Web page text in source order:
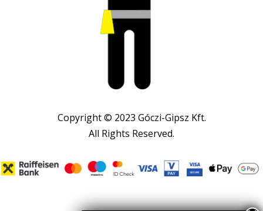
Copyright © 2023 Góczi-Gipsz Kft.
All Rights Reserved.